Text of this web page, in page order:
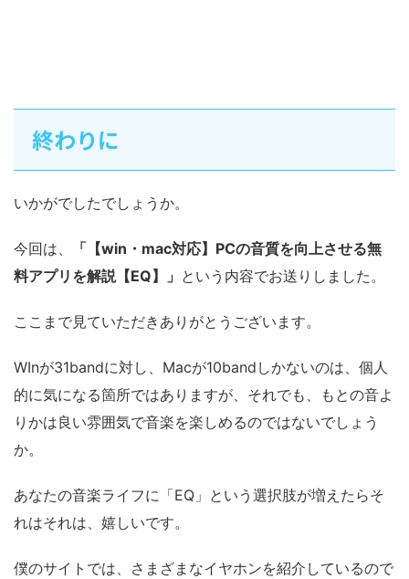
終わりに
いかがでしたでしょうか。
今回は、
「【win・mac対応】PCの音質を向上させる無
料アプリを解説【EQ】」 という内容でお送りしました。
ここまで見ていただきありがとうございます。
WInが31bandに対し、Macが10bandしかないのは、個人
的に気になる箇所ではありますが、それでも、もとの音よ
りかは良い雰囲気で音楽を楽しめるのではないでしょう
か。
あなたの音楽ライフに「EQ」という選択肢が増えたらそ
れはそれは、嬉しいです。
僕のサイトでは、さまざまなイヤホンを紹介しているので